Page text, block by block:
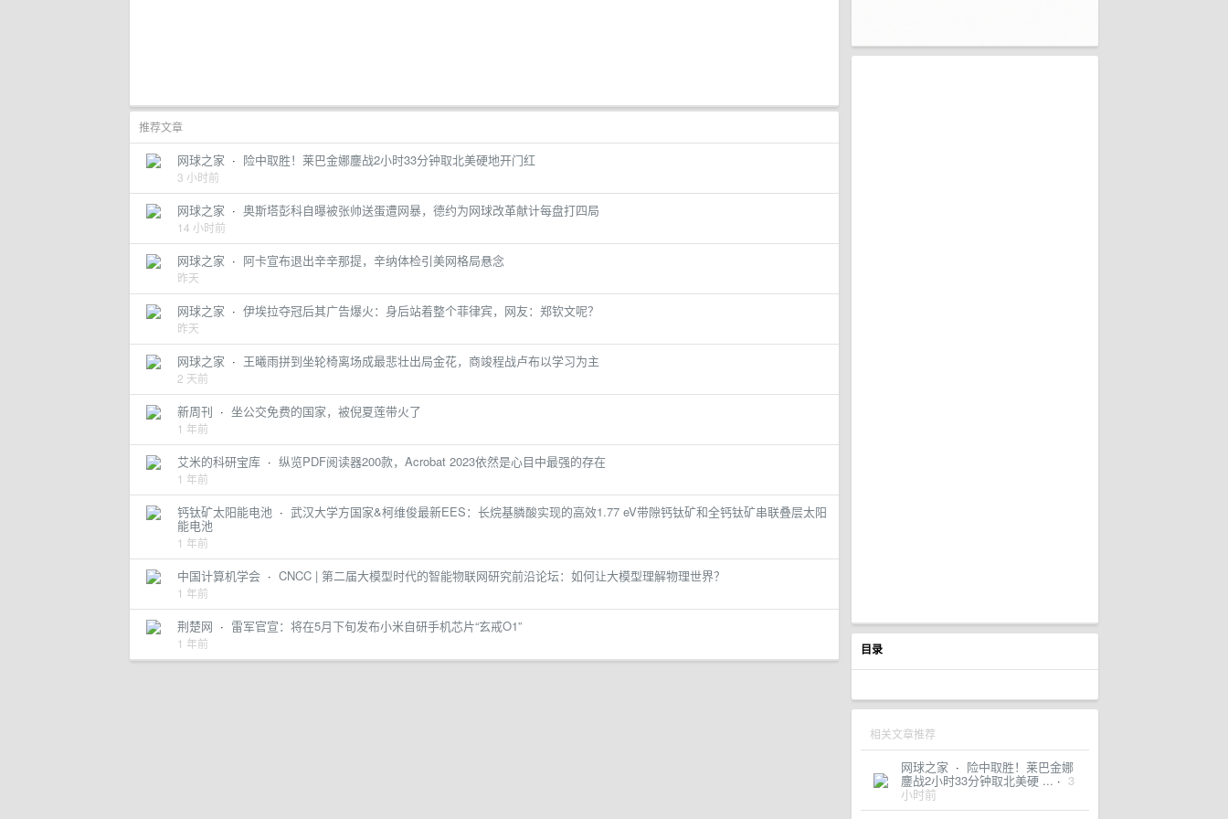
目录
相关文章推荐
网球之家 · 险中取胜！莱巴金娜
鏖战2小时33分钟取北美硬 ... · 3
小时前
推荐文章
网球之家 · 险中取胜！莱巴金娜鏖战2小时33分钟取北美硬地开门红
3 小时前
网球之家 · 奥斯塔彭科自曝被张帅送蛋遭网暴，德约为网球改革献计每盘打四局
14 小时前
网球之家 · 阿卡宣布退出辛辛那提，辛纳体检引美网格局悬念
昨天
网球之家 · 伊埃拉夺冠后其广告爆火：身后站着整个菲律宾，网友：郑钦文呢？
昨天
网球之家 · 王曦雨拼到坐轮椅离场成最悲壮出局金花，商竣程战卢布以学习为主
2 天前
新周刊 · 坐公交免费的国家，被倪夏莲带火了
1 年前
艾米的科研宝库 · 纵览PDF阅读器200款，Acrobat 2023依然是心目中最强的存在
1 年前
钙钛矿太阳能电池 · 武汉大学方国家&柯维俊最新EES：长烷基膦酸实现的高效1.77 eV带隙钙钛矿和全钙钛矿串联叠层太阳
能电池
1 年前
中国计算机学会 · CNCC | 第二届大模型时代的智能物联网研究前沿论坛：如何让大模型理解物理世界？
1 年前
荆楚网 · 雷军官宣：将在5月下旬发布小米自研手机芯片“玄戒O1”
1 年前